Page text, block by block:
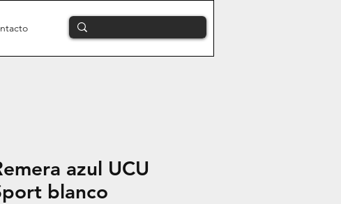
azul UCU
blanco